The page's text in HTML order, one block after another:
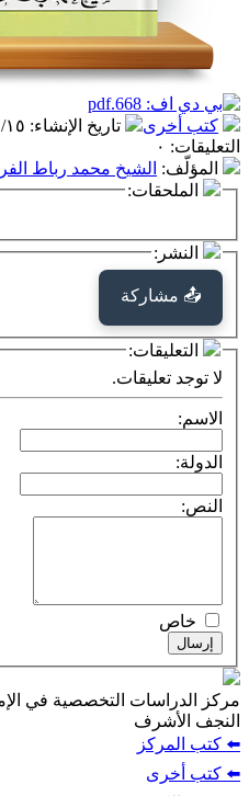
تاريخ الإنشاء:٢٠٢١/١١/١٥
محمد رباط الفرطوسي
التخصصية في الإمام المهدي